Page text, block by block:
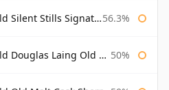
Silent Stills Signatory 56.3%
Laing Old Malt Cask 50%